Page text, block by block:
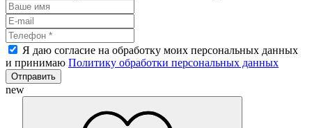
Я даю согласие на обработку моих персональных данных
и принимаю Политику обработки персональных данных
Отправить
new